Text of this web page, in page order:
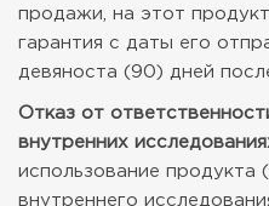
продажи, на этот
гарантия с даты его
девяноста (90) дней
Отказ от
внутренних
использование продукта
внутреннего